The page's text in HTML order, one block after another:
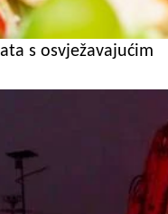
s osvježavajućim